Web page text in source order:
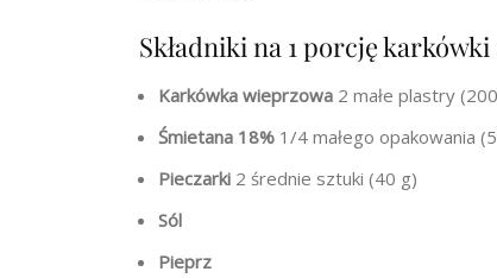
Składniki na 1 porcję
Karkówka wieprzowa 2 małe plastry
Śmietana 18% 1/4 małego opakowania
Pieczarki 2 średnie sztuki (40 g)
Sól
Pieprz